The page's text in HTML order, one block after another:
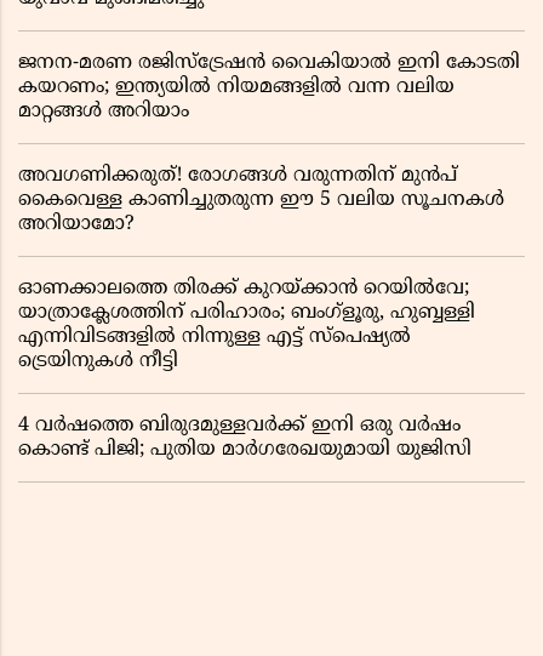
ജനന-മരണ രജിസ്ട്രേഷൻ വൈകിയാൽ ഇനി കോടതി
കയറണം; ഇന്ത്യയിൽ നിയമങ്ങളിൽ വന്ന വലിയ
മാറ്റങ്ങൾ അറിയാം
അവഗണിക്കരുത്! രോഗങ്ങൾ വരുന്നതിന് മുൻപ്
കൈവെള്ള കാണിച്ചുതരുന്ന ഈ 5 വലിയ സൂചനകൾ
അറിയാമോ?
ഓണക്കാലത്തെ തിരക്ക് കുറയ്ക്കാൻ റെയിൽവേ;
യാത്രാക്ലേശത്തിന് പരിഹാരം; ബംഗ്ളൂരു, ഹുബ്ബള്ളി
എന്നിവിടങ്ങളിൽ നിന്നുള്ള എട്ട് സ്പെഷ്യൽ
ട്രെയിനുകൾ നീട്ടി
4 വർഷത്തെ ബിരുദമുള്ളവർക്ക് ഇനി ഒരു വർഷം
കൊണ്ട് പിജി; പുതിയ മാർഗരേഖയുമായി യുജിസി